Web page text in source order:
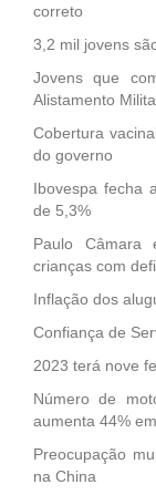
correto
3,2 mil jovens
Jovens que
Alistamento
Cobertura
do governo
Ibovespa fecha
de 5,3%
Paulo Câmara
crianças com
Inflação dos
Confiança de
2023 terá nove
Número de
aumenta 44%
Preocupação
na China